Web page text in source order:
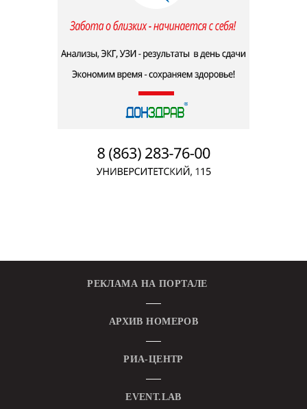
РЕКЛАМА НА ПОРТАЛЕ
АРХИВ НОМЕРОВ
РИА-ЦЕНТР
EVENT.LAB